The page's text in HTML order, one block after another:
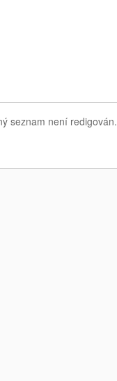
seznam není redigován.